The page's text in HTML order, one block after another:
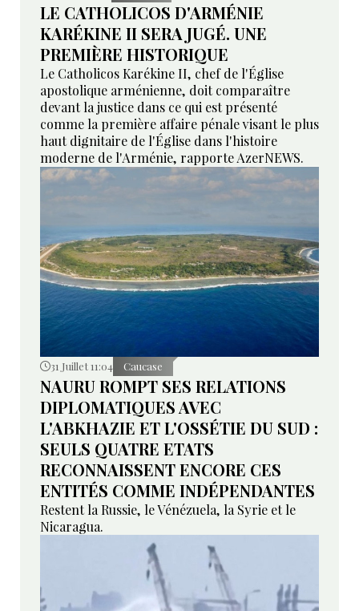
LE CATHOLICOS D'ARMÉNIE
KARÉKINE II SERA JUGÉ. UNE
PREMIÈRE HISTORIQUE
Le Catholicos Karékine II, chef de l'Église
apostolique arménienne, doit comparaître
devant la justice dans ce qui est présenté
comme la première affaire pénale visant le plus
haut dignitaire de l'Église dans l'histoire
moderne de l'Arménie, rapporte AzerNEWS.
31 Juillet 11:04 Caucase
NAURU ROMPT SES RELATIONS
DIPLOMATIQUES AVEC
L'ABKHAZIE ET L'OSSÉTIE DU SUD :
SEULS QUATRE ETATS
RECONNAISSENT ENCORE CES
ENTITÉS COMME INDÉPENDANTES
Restent la Russie, le Vénézuela, la Syrie et le
Nicaragua.